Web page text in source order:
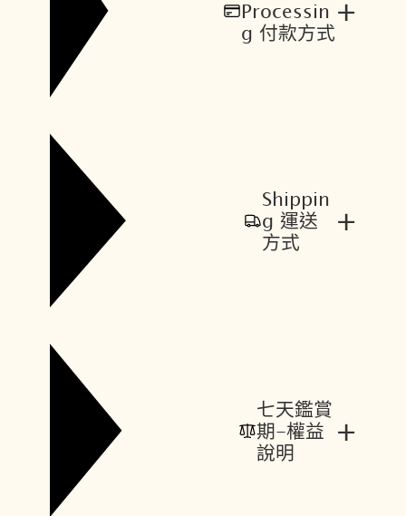
Processin
g 付款方式
+
Shippin
g 運送
方式
+
七天鑑賞
期-權益
說明
+